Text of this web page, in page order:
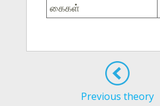
கைகள்
Previous theory